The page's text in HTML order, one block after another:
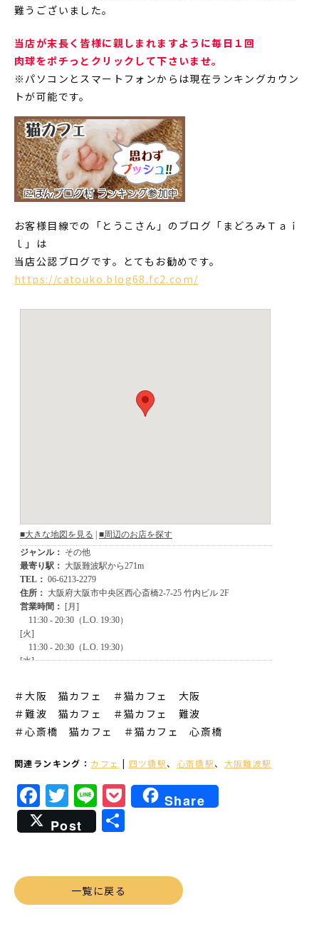
難うございました。
当店が末長く皆様に親しまれますように毎日１回
肉球をポチっとクリックして下さいませ。
※パソコンとスマートフォンからは現在ランキングカウン
トが可能です。
お客様目線での「とうこさん」のブログ「まどろみＴａｉ
ｌ」は
当店公認ブログです。とてもお勧めです。
https://catouko.blog68.fc2.com/
＃大阪 猫カフェ ＃猫カフェ 大阪
＃難波 猫カフェ
＃猫カフェ 難波
＃心斎橋 猫カフェ
＃猫カフェ 心斎橋
関連ランキング： カフェ | 四ツ橋駅、 心斎橋駅、 大阪難波駅
Facebook
Twitter
LinePocket
Share
Post
共
一覧に戻る